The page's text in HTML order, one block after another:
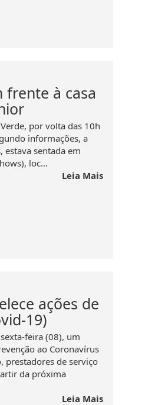
à casa
por volta das 10h
informações, a
sentada em
loc...
Leia Mais
ações de
19)
feira (08), um
ao Coronavírus
prestadores de serviço
da próxima
Leia Mais